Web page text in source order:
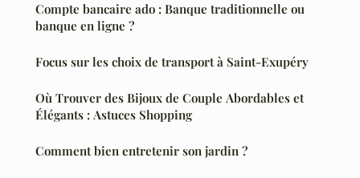
Compte bancaire ado : Banque traditionnelle ou
banque en ligne ?
Focus sur les choix de transport à Saint-Exupéry
Où Trouver des Bijoux de Couple Abordables et
Élégants : Astuces Shopping
Comment bien entretenir son jardin ?